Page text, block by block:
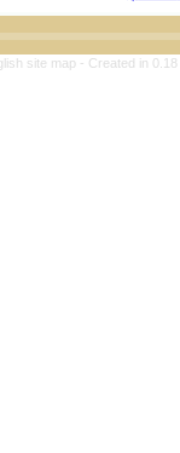
Persian site map -English